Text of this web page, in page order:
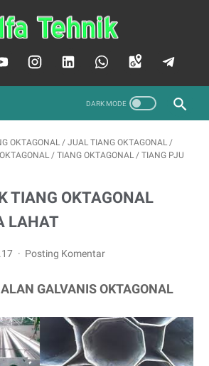
OKTAGONAL / JUAL TIANG OKTAGONAL /
/ TIANG OKTAGONAL / TIANG PJU
TIANG OKTAGONAL
LAHAT
Posting Komentar
GALVANIS OKTAGONAL